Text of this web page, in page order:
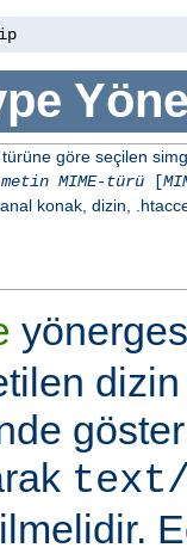
türüne göre seçilen
metin MIME-türü[
konak, dizin,